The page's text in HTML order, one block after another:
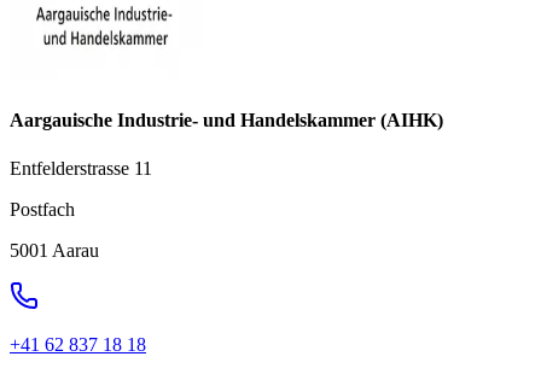
Aargauische Industrie- und Handelskammer (AIHK)
Entfelderstrasse 11
Postfach
5001 Aarau
+41 62 837 18 18